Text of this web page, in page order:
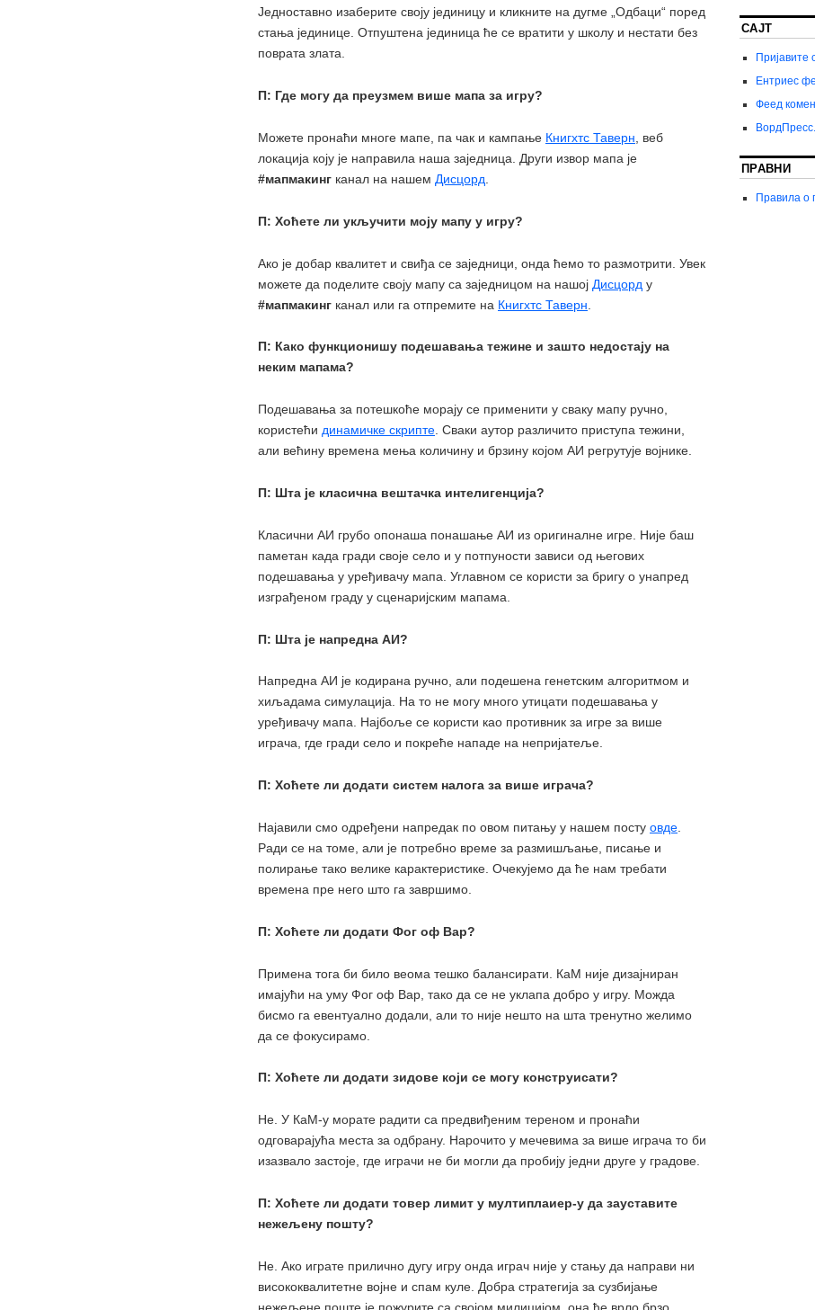
Једноставно изаберите своју јединицу и кликните на дугме „Одбаци“ поред
стања јединице. Отпуштена јединица ће се вратити у школу и нестати без
поврата злата.
П: Где могу да преузмем више мапа за игру?
Можете пронаћи многе мапе, па чак и кампање Книгхтс Таверн , веб
локација коју је направила наша заједница. Други извор мапа је
#мапмакинг канал на нашем Дисцорд
П: Хоћете ли укључити моју мапу у игру?
Ако је добар квалитет и свиђа се заједници, онда ћемо то размотрити. Увек
можете да поделите своју мапу са заједницом на нашој Дисцорд у
#мапмакинг канал или га отпремите на Книгхтс Таверн
П: Како функционишу подешавања тежине и зашто недостају на
неким мапама?
Подешавања за потешкоће морају се применити у сваку мапу ручно,
користећи динамичке скрипте. Сваки аутор различито приступа тежини,
али већину времена мења количину и брзину којом АИ регрутује војнике.
П: Шта је класична вештачка интелигенција?
Класични АИ грубо опонаша понашање АИ из оригиналне игре. Није баш
паметан када гради своје село и у потпуности зависи од његових
подешавања у уређивачу мапа. Углавном се користи за бригу о унапред
изграђеном граду у сценаријским мапама.
П: Шта је напредна АИ?
Напредна АИ је кодирана ручно, али подешена генетским алгоритмом и
хиљадама симулација. На то не могу много утицати подешавања у
уређивачу мапа. Најбоље се користи као противник за игре за више
играча, где гради село и покреће нападе на непријатеље.
П: Хоћете ли додати систем налога за више играча?
Најавили смо одређени напредак по овом питању у нашем посту овде
Ради се на томе, али је потребно време за размишљање, писање и
полирање тако велике карактеристике. Очекујемо да ће нам требати
времена пре него што га завршимо.
П: Хоћете ли додати Фог оф Вар?
Примена тога би било веома тешко балансирати. КаМ није дизајниран
имајући на уму Фог оф Вар, тако да се не уклапа добро у игру. Можда
бисмо га евентуално додали, али то није нешто на шта тренутно желимо
да се фокусирамо.
П: Хоћете ли додати зидове који се могу конструисати?
Не. У КаМ-у морате радити са предвиђеним тереном и пронаћи
одговарајућа места за одбрану. Нарочито у мечевима за више играча то би
изазвало застоје, где играчи не би могли да пробију једни друге у градове.
П: Хоћете ли додати товер лимит у мултиплаиер-у да зауставите
нежељену пошту?
Не. Ако играте прилично дугу игру онда играч није у стању да направи ни
висококвалитетне војне и спам куле. Добра стратегија за сузбијање
САЈТ
Пријавите
Ентриес
Феед
ПРАВНИ
Правила о